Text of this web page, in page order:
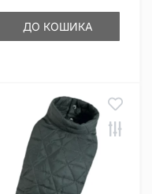
ДО КОШИКА